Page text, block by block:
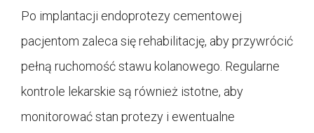
Po implantacji endoprotezy cementowej
pacjentom zaleca się rehabilitację, aby przywrócić
pełną ruchomość stawu kolanowego. Regularne
kontrole lekarskie są również istotne, aby
monitorować stan protezy i ewentualne